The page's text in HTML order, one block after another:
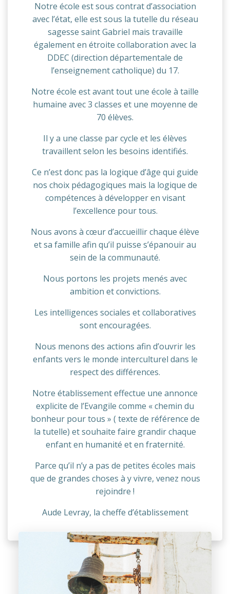
Notre école est sous contrat d’association
avec l’état, elle est sous la tutelle du réseau
sagesse saint Gabriel mais travaille
également en étroite collaboration avec la
DDEC (direction départementale de
l’enseignement catholique) du 17.
Notre école est avant tout une école à taille
humaine avec 3 classes et une moyenne de
70 élèves.
Il y a une classe par cycle et les élèves
travaillent selon les besoins identifiés.
Ce n’est donc pas la logique d’âge qui guide
nos choix pédagogiques mais la logique de
compétences à développer en visant
l’excellence pour tous.
Nous avons à cœur d’accueillir chaque élève
et sa famille afin qu’il puisse s’épanouir au
sein de la communauté.
Nous portons les projets menés avec
ambition et convictions.
Les intelligences sociales et collaboratives
sont encouragées.
Nous menons des actions afin d’ouvrir les
enfants vers le monde interculturel dans le
respect des différences.
Notre établissement effectue une annonce
explicite de l’Evangile comme « chemin du
bonheur pour tous » ( texte de référence de
la tutelle) et souhaite faire grandir chaque
enfant en humanité et en fraternité.
Parce qu’il n’y a pas de petites écoles mais
que de grandes choses à y vivre, venez nous
rejoindre !
Aude Levray, la cheffe d’établissement